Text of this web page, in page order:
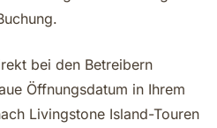
bei den Betreibern
Öffnungsdatum in Ihrem
Livingstone Island-Touren